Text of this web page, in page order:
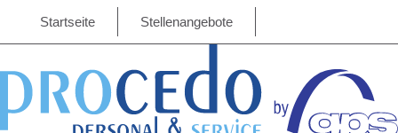
Startseite Stellenangebote